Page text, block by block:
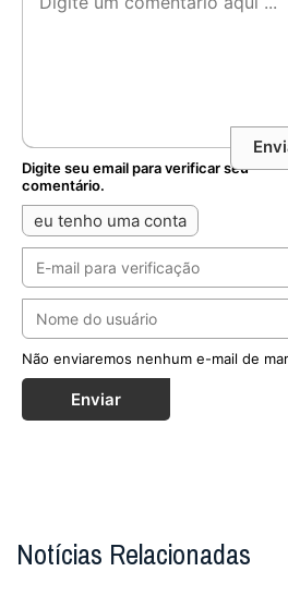
Digite seu email para verificar seu
comentário.
eu tenho uma conta
Não enviaremos nenhum e-mail de
Enviar
Notícias Relacionadas